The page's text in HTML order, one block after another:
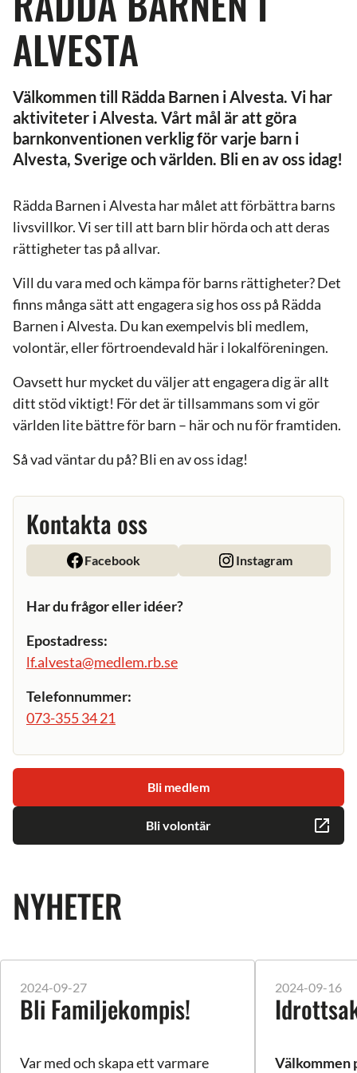
ALVESTA
Välkommen till Rädda Barnen i Alvesta. Vi har
aktiviteter i Alvesta. Vårt mål är att göra
barnkonventionen verklig för varje barn i
Alvesta, Sverige och världen. Bli en av oss idag!
Rädda Barnen i Alvesta har målet att förbättra barns
livsvillkor. Vi ser till att barn blir hörda och att deras
rättigheter tas på allvar.
Vill du vara med och kämpa för barns rättigheter? Det
finns många sätt att engagera sig hos oss på Rädda
Barnen i Alvesta. Du kan exempelvis bli medlem,
volontär, eller förtroendevald här i lokalföreningen.
Oavsett hur mycket du väljer att engagera dig är allt
ditt stöd viktigt! För det är tillsammans som vi gör
världen lite bättre för barn – här och nu för framtiden.
Så vad väntar du på? Bli en av oss idag!
Kontakta oss
Facebook Instagram
Har du frågor eller idéer?
Epostadress:
lf.alvesta@medlem.rb.se
Telefonnummer:
073-355 34 21
Bli medlem
Bli volontär
NYHETER
2024-09-27
Bli Familjekompis!
Var med och skapa ett varmare
2024-09-16
Välkommen